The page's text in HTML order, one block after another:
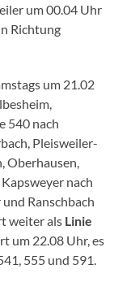
um 00.04 Uhr
Richtung
um 21.02
540 nach
Pleisweiler-
Oberhausen,
nach
Ranschbach
weiter als Linie
um 22.08 Uhr, es
555 und 591.